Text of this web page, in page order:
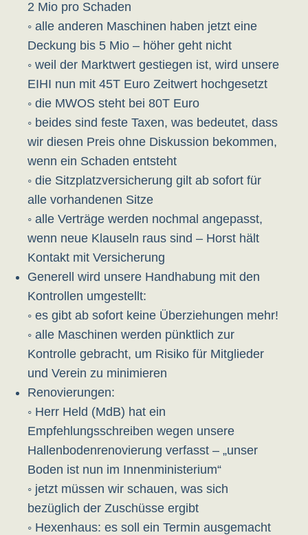
2 Mio pro Schaden
◦ alle anderen Maschinen haben jetzt eine
Deckung bis 5 Mio – höher geht nicht
◦ weil der Marktwert gestiegen ist, wird unsere
EIHI nun mit 45T Euro Zeitwert hochgesetzt
◦ die MWOS steht bei 80T Euro
◦ beides sind feste Taxen, was bedeutet, dass
wir diesen Preis ohne Diskussion bekommen,
wenn ein Schaden entsteht
◦ die Sitzplatzversicherung gilt ab sofort für
alle vorhandenen Sitze
◦ alle Verträge werden nochmal angepasst,
wenn neue Klauseln raus sind – Horst hält
Kontakt mit Versicherung
Generell wird unsere Handhabung mit den
Kontrollen umgestellt:
◦ es gibt ab sofort keine Überziehungen mehr!
◦ alle Maschinen werden pünktlich zur
Kontrolle gebracht, um Risiko für Mitglieder
und Verein zu minimieren
Renovierungen:
◦ Herr Held (MdB) hat ein
Empfehlungsschreiben wegen unsere
Hallenbodenrenovierung verfasst – „unser
Boden ist nun im Innenministerium“
◦ jetzt müssen wir schauen, was sich
bezüglich der Zuschüsse ergibt
◦ Hexenhaus: es soll ein Termin ausgemacht